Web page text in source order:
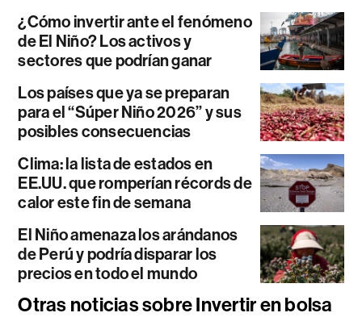
¿Cómo invertir ante el fenómeno
de El Niño? Los activos y
sectores que podrían ganar
Los países que ya se preparan
para el “Súper Niño 2026” y sus
posibles consecuencias
Clima: la lista de estados en
EE.UU. que romperían récords de
calor este fin de semana
El Niño amenaza los arándanos
de Perú y podría disparar los
precios en todo el mundo
Otras noticias sobre Invertir en bolsa